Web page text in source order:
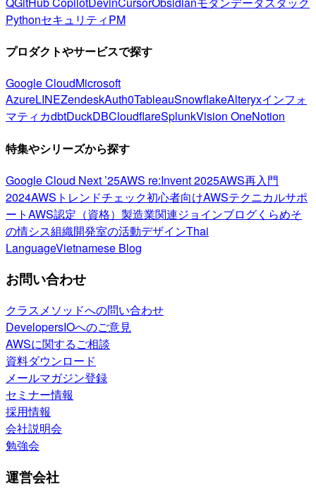
PythonセキュリティPM
プロダクトやサービスで探す
Google CloudMicrosoft
AzureLINEZendeskAuth0TableauSnowflakeAlteryxインフォ
マティカdbtDuckDBCloudflareSplunkVision OneNotion
特集やシリーズから探す
Google Cloud Next ’25AWS re:Invent 2025AWS再入門
2024AWSトレンドチェック初心者向けAWSテクニカルサポ
ートAWS認定（資格） 製造業関連ジョインブログくらめそ
の情シス組織開発室の活動デザインThai
LanguageVietnamese Blog
お問い合わせ
クラスメソッドへの問い合わせ
DevelopersIOへのご意見
AWSに関するご相談
資料ダウンロード
メールマガジン登録
セミナー情報
採用情報
会社説明会
勉強会
運営会社